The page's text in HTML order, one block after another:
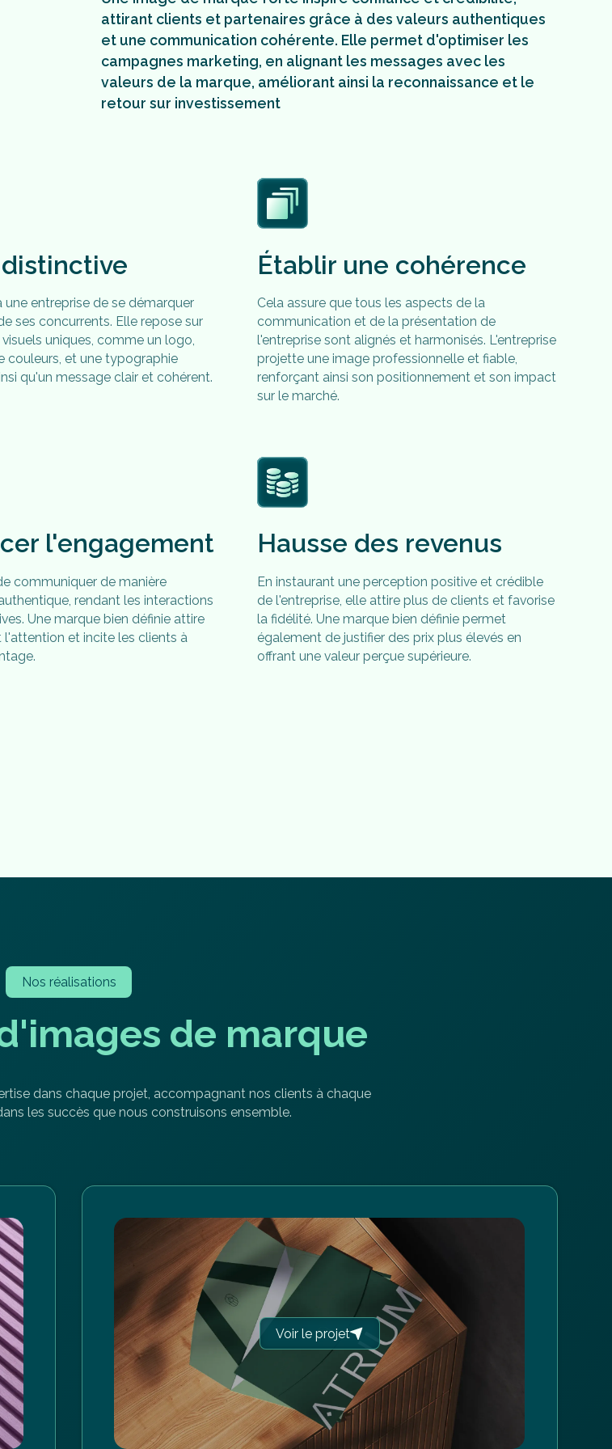
attirant clients et partenaires grâce à des valeurs authentiques
et une communication cohérente. Elle permet d'optimiser les
campagnes marketing, en alignant les messages avec les
valeurs de la marque, améliorant ainsi la reconnaissance et le
retour sur investissement
une entreprise de se démarquer
ses concurrents. Elle repose sur
uniques, comme un logo,
couleurs, et une typographie
qu'un message clair et cohérent.
Établir une cohérence
Cela assure que tous les aspects de la
communication et de la présentation de
l'entreprise sont alignés et harmonisés. L'entreprise
projette une image professionnelle et fiable,
renforçant ainsi son positionnement et son impact
sur le marché.
l'engagement
communiquer de manière
rendant les interactions
Une marque bien définie attire
l'attention et incite les clients à
Hausse des revenus
En instaurant une perception positive et crédible
de l'entreprise, elle attire plus de clients et favorise
la fidélité. Une marque bien définie permet
également de justifier des prix plus élevés en
offrant une valeur perçue supérieure.
Nos réalisations
'images de marque
dans chaque projet, accompagnant nos clients à chaque
les succès que nous construisons ensemble.
Voir le projet